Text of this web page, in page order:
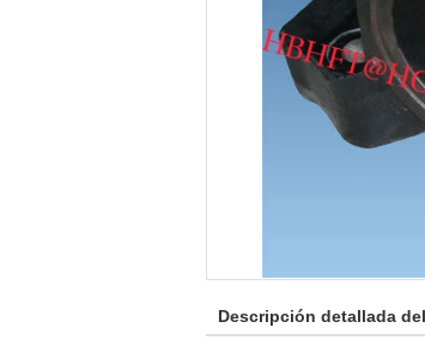
Descripción detallada